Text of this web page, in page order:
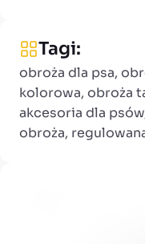
Tagi:
obroża dla psa,
kolorowa, obroża
akcesoria dla
obroża,